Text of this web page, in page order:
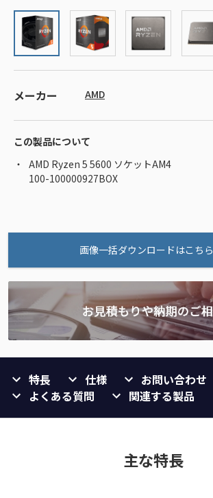
メーカー AMD
この製品について
AMD Ryzen 5 5600 ソケットAM4
100-100000927BOX
画像一括ダウンロードはこちら
特長 仕様
お問い合わせ
よくある質問
関連する製品
主な特長